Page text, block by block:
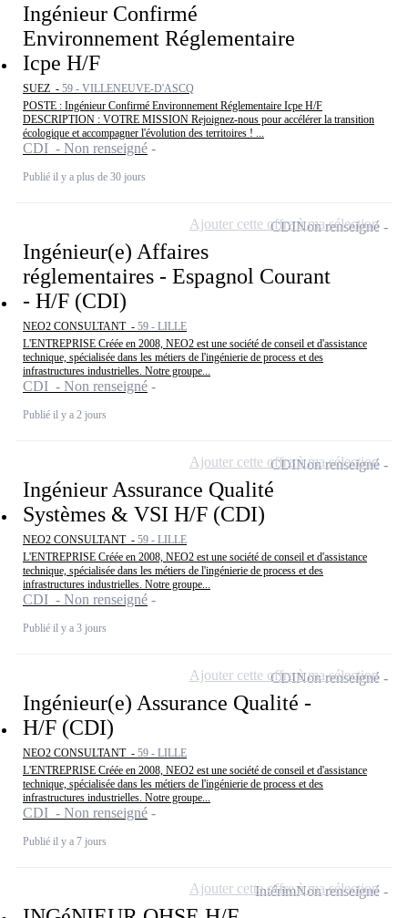
Ingénieur Confirmé
Environnement Réglementaire
Icpe H/F
SUEZ - 59 - VILLENEUVE-D'ASCQ
POSTE : Ingénieur Confirmé Environnement Réglementaire Icpe H/F
DESCRIPTION : VOTRE MISSION Rejoignez-nous pour accélérer la transition
écologique et accompagner l'évolution des territoires ! ...
CDI - Non renseigné
Publié il y a plus de 30 jours
Ingénieur(e) Affaires
réglementaires - Espagnol Courant
- H/F (CDI)
NEO2 CONSULTANT - 59 - LILLE
L'ENTREPRISE Créée en 2008, NEO2 est une société de conseil et d'assistance
technique, spécialisée dans les métiers de l'ingénierie de process et des
infrastructures industrielles. Notre groupe...
CDI - Non renseigné
Publié il y a 2 jours
CDINon renseigné
Ajouter cette offre à ma sélection
Ingénieur Assurance Qualité
Systèmes & VSI H/F (CDI)
NEO2 CONSULTANT - 59 - LILLE
L'ENTREPRISE Créée en 2008, NEO2 est une société de conseil et d'assistance
technique, spécialisée dans les métiers de l'ingénierie de process et des
infrastructures industrielles. Notre groupe...
CDI - Non renseigné
Publié il y a 3 jours
CDINon renseigné
Ajouter cette offre à ma sélection
Ingénieur(e) Assurance Qualité -
H/F (CDI)
NEO2 CONSULTANT - 59 - LILLE
L'ENTREPRISE Créée en 2008, NEO2 est une société de conseil et d'assistance
technique, spécialisée dans les métiers de l'ingénierie de process et des
infrastructures industrielles. Notre groupe...
CDI - Non renseigné
Publié il y a 7 jours
CDINon renseigné
Ajouter cette offre à ma sélection
IntérimNon renseigné
Ajouter cette offre à ma sélection